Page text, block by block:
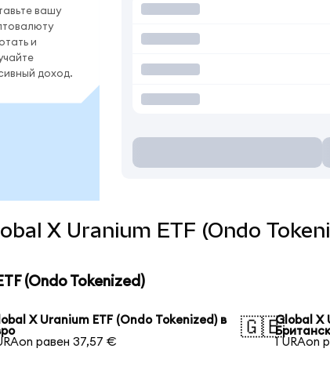
вашу
и
доход.
Global X Uranium ETF (Ondo
(Ondo Tokenized)
X Uranium ETF (Ondo Tokenized) в
равен 37,57 €
🇬🇧Global X
1 URAon